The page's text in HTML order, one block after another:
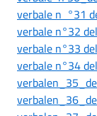
verbale n °31
verbale n°32
verbale n°33
verbale n°34